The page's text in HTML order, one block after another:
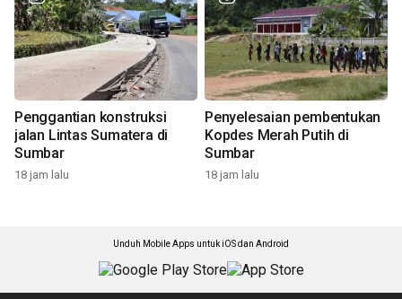
Penggantian konstruksi
jalan Lintas Sumatera di
Sumbar
18 jam lalu
Penyelesaian pembentukan
Kopdes Merah Putih di
Sumbar
18 jam lalu
Unduh Mobile Apps untuk iOS dan Android